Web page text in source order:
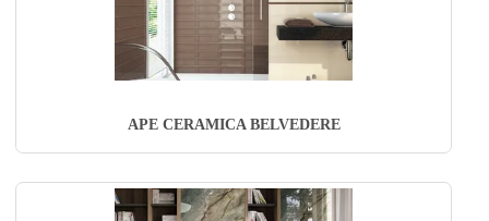
APE CERAMICA BELVEDERE